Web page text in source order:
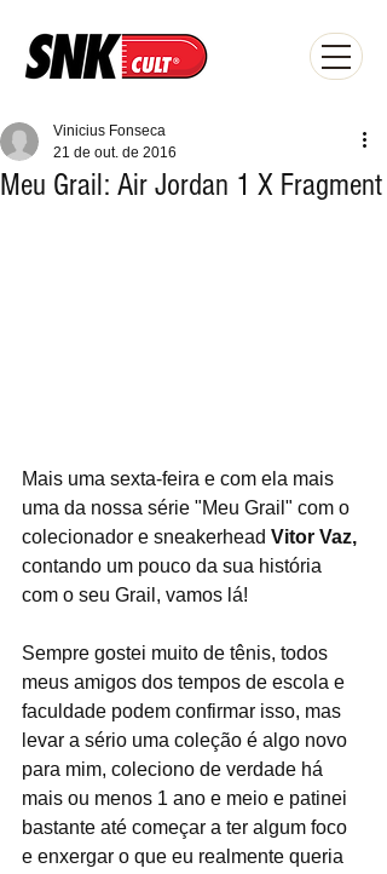
Meu Grail: Air Jordan 1 X Fragment
Vinicius Fonseca
21 de out. de 2016
Mais uma sexta-feira e com ela mais
uma da nossa série "Meu Grail" com o
colecionador e sneakerhead Vitor Vaz,
contando um pouco da sua história
com o seu Grail, vamos lá!
Sempre gostei muito de tênis, todos
meus amigos dos tempos de escola e
faculdade podem confirmar isso, mas
levar a sério uma coleção é algo novo
para mim, coleciono de verdade há
mais ou menos 1 ano e meio e patinei
bastante até começar a ter algum foco
e enxergar o que eu realmente queria